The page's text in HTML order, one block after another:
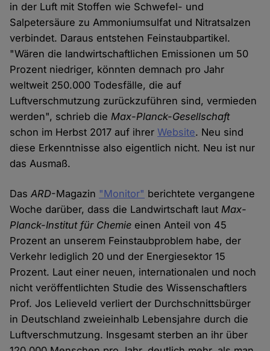
in der Luft mit Stoffen wie Schwefel- und
Salpetersäure zu Ammoniumsulfat und Nitratsalzen
verbindet. Daraus entstehen Feinstaubpartikel.
"Wären die landwirtschaftlichen Emissionen um 50
Prozent niedriger, könnten demnach pro Jahr
weltweit 250.000 Todesfälle, die auf
Luftverschmutzung zurückzuführen sind, vermieden
werden", schrieb dieMax-Planck-Gesellschaft
schon im Herbst 2017 auf ihrerWebsite. Neu sind
diese Erkenntnisse also eigentlich nicht. Neu ist nur
das Ausmaß.
DasARD-Magazin "Monitor" berichtete vergangene
Woche darüber, dass die Landwirtschaft lautMax-
Planck-Institut für Chemie einen Anteil von 45
Prozent an unserem Feinstaubproblem habe, der
Verkehr lediglich 20 und der Energiesektor 15
Prozent. Laut einer neuen, internationalen und noch
nicht veröffentlichten Studie des Wissenschaftlers
Prof. Jos Lelieveld verliert der Durchschnittsbürger
in Deutschland zweieinhalb Lebensjahre durch die
Luftverschmutzung. Insgesamt sterben an ihr über